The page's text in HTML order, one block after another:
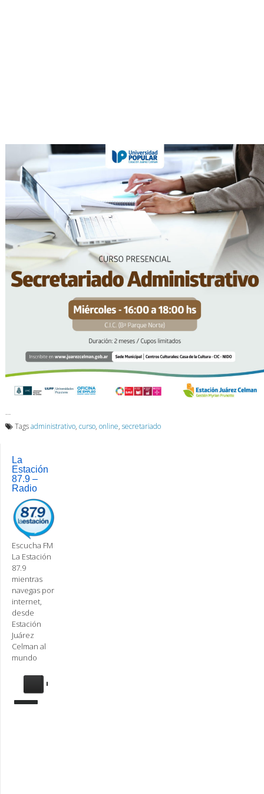
…
Tagsadministrativo, curso, online, secretariado
La
Estación
87.9 –
Radio
Escucha FM
La Estación
87.9
mientras
navegas por
internet,
desde
Estación
Juárez
Celman al
mundo